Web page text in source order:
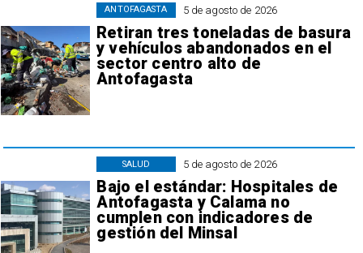
5 de agosto de 2026
Retiran tres toneladas de basura
y vehículos abandonados en el
sector centro alto de
Antofagasta
ANTOFAGASTA
5 de agosto de 2026
Bajo el estándar: Hospitales de
Antofagasta y Calama no
cumplen con indicadores de
gestión del Minsal
SALUD